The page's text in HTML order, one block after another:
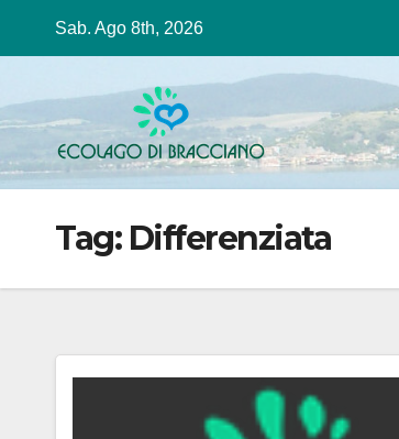
Sab. Ago 8th, 2026
Tag: Differenziata